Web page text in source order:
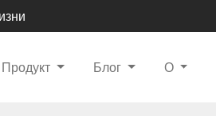
Продукт Блог О